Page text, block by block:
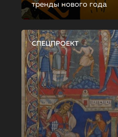
тренды нового года
СПЕЦПРОЕКТ